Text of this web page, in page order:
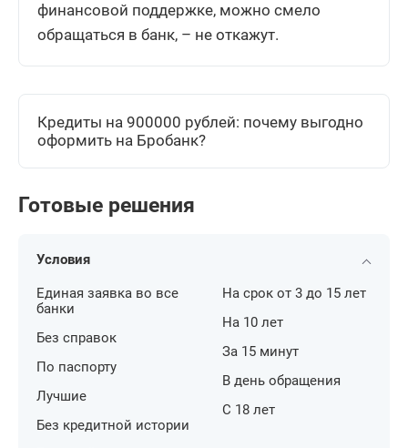
финансовой поддержке, можно смело
обращаться в банк, – не откажут.
Кредиты на 900000 рублей: почему выгодно
оформить на Бробанк?
Готовые решения
Условия
Единая заявка во все
банки
Без справок
По паспорту
Лучшие
Без кредитной истории
На срок от 3 до 15 лет
На 10 лет
За 15 минут
В день обращения
С 18 лет